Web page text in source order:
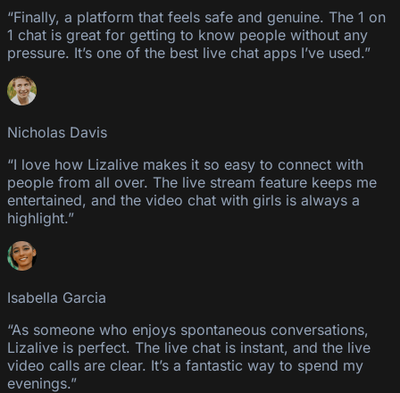
“Finally, a platform that feels safe and genuine. The 1 on
1 chat is great for getting to know people without any
pressure. It’s one of the best live chat apps I’ve used.”
Nicholas Davis
“I love how Lizalive makes it so easy to connect with
people from all over. The live stream feature keeps me
entertained, and the video chat with girls is always a
highlight.”
Isabella Garcia
“As someone who enjoys spontaneous conversations,
Lizalive is perfect. The live chat is instant, and the live
video calls are clear. It’s a fantastic way to spend my
evenings.”